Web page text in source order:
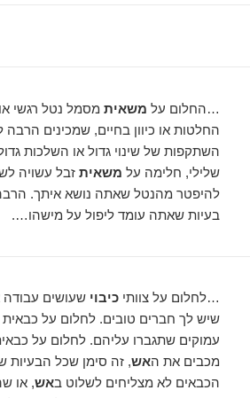
…החלום על משאית מסמל נטל רגשי
החלטות או כיוון בחיים, שמכינים הרבה
השתקפות של שינוי גדול או השלכות
שלילי, חלימה על משאית זבל עשויה
להיפטר מהנטל שאתה נושא איתך.
בעיות שאתה עומד ליפול על מישהו….
…לחלום על צוותיכיבוי שעושים עבודה
שיש לך חברים טובים. לחלום על
עמוקים שתגברו עליהם. לחלום על
מכבים את האש, זה סימן שכל הבעיות
הכבאים לא מצליחים לשלוט באש, או